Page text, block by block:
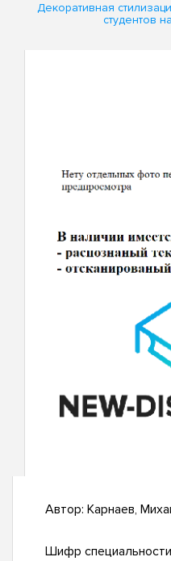
Декоративная
студентов
Автор: Карнаев,
Шифр